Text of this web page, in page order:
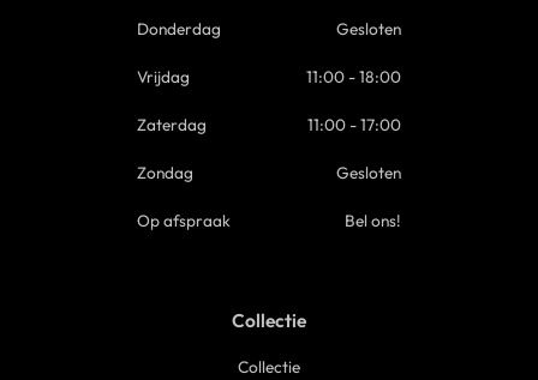
Donderdag Gesloten
Vrijdag 11:00 - 18:00
Zaterdag 11:00 - 17:00
Zondag Gesloten
Op afspraak Bel ons!
Collectie
Collectie